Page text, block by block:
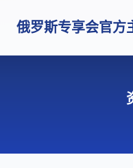
俄罗斯专享会官方